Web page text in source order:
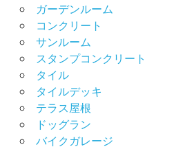
ガーデンルーム
コンクリート
サンルーム
スタンプコンクリート
タイル
タイルデッキ
テラス屋根
ドッグラン
バイクガレージ